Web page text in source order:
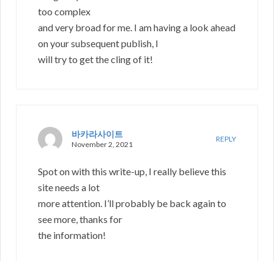
too complex
and very broad for me. I am having a look ahead
on your subsequent publish, I
will try to get the cling of it!
바카라사이트
November 2, 2021
REPLY
Spot on with this write-up, I really believe this
site needs a lot
more attention. I’ll probably be back again to
see more, thanks for
the information!